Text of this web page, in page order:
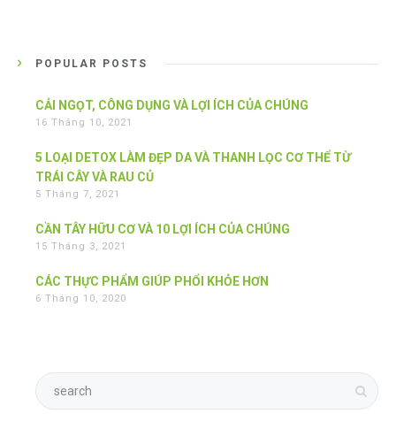
POPULAR POSTS
CẢI NGỌT, CÔNG DỤNG VÀ LỢI ÍCH CỦA CHÚNG
16 Tháng 10, 2021
5 LOẠI DETOX LÀM ĐẸP DA VÀ THANH LỌC CƠ THỂ TỪ
TRÁI CÂY VÀ RAU CỦ
5 Tháng 7, 2021
CẦN TÂY HỮU CƠ VÀ 10 LỢI ÍCH CỦA CHÚNG
15 Tháng 3, 2021
CÁC THỰC PHẨM GIÚP PHỔI KHỎE HƠN
6 Tháng 10, 2020